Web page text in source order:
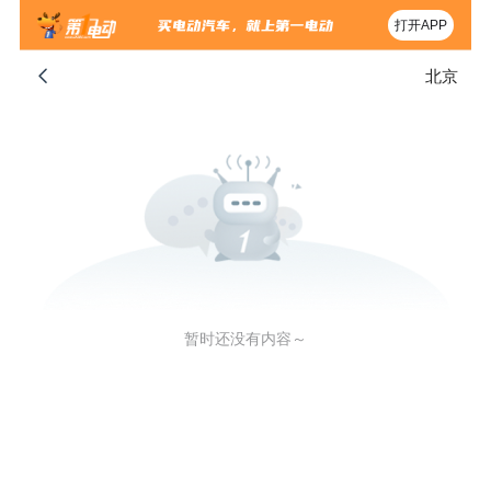
打开APP
北京
暂时还没有内容～